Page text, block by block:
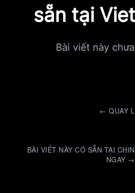
sẵn tại
Bài viết này
← QUAY
BÀI VIẾT NÀY CÓ SẴN TẠI
NGAY →